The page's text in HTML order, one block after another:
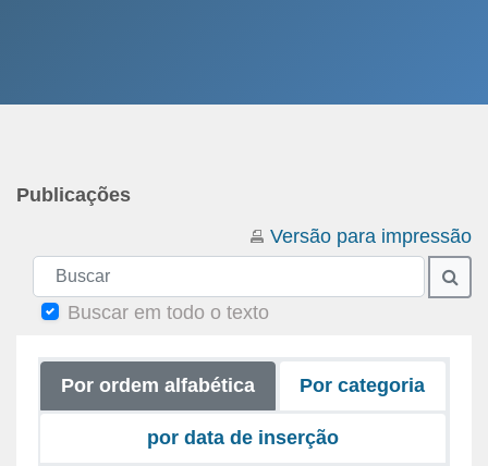
Publicações
Versão para impressão
Buscar
Buscar em todo o texto
Por ordem alfabética Por categoria
por data de inserção